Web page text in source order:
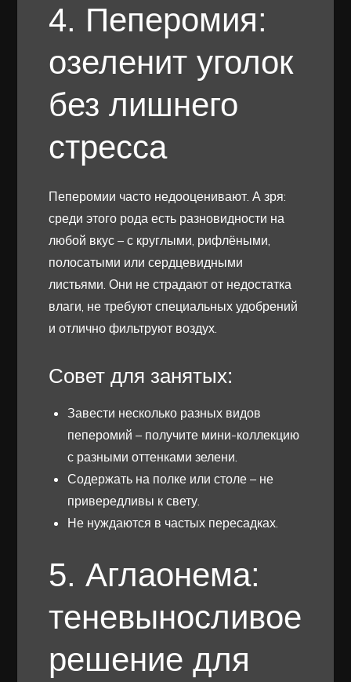
4. Пеперомия:
озеленит уголок
без лишнего
стресса
Пеперомии часто недооценивают. А зря:
среди этого рода есть разновидности на
любой вкус – с круглыми, рифлёными,
полосатыми или сердцевидными
листьями. Они не страдают от недостатка
влаги, не требуют специальных удобрений
и отлично фильтруют воздух.
Совет для занятых:
Завести несколько разных видов
пеперомий – получите мини-коллекцию
с разными оттенками зелени.
Содержать на полке или столе – не
привередливы к свету.
Не нуждаются в частых пересадках.
5. Аглаонема:
теневыносливое
решение для